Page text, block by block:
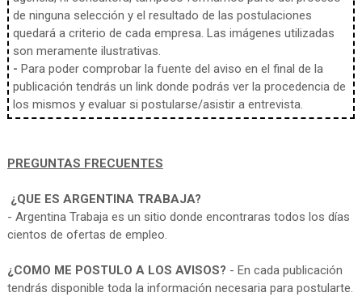
de ninguna selección y el resultado de las postulaciones
quedará a criterio de cada empresa. Las imágenes utilizadas
son meramente ilustrativas.
- Para poder comprobar la fuente del aviso en el final de la
publicación tendrás un link donde podrás ver la procedencia de
los mismos y evaluar si postularse/asistir a entrevista.
PREGUNTAS FRECUENTES
¿QUE ES ARGENTINA TRABAJA?
- Argentina Trabaja es un sitio donde encontraras todos los días
cientos de ofertas de empleo.
¿COMO ME POSTULO A LOS AVISOS? - En cada publicación
tendrás disponible toda la información necesaria para postularte.